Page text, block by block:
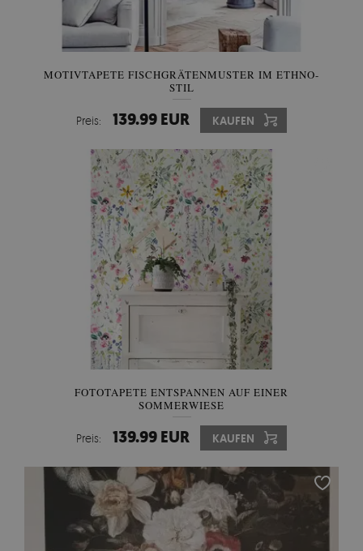
MOTIVTAPETE FISCHGRÄTENMUSTER IM ETHNO-
STIL
Preis: 139.99 EUR KAUFEN
FOTOTAPETE ENTSPANNEN AUF EINER
SOMMERWIESE
Preis: 139.99 EUR KAUFEN